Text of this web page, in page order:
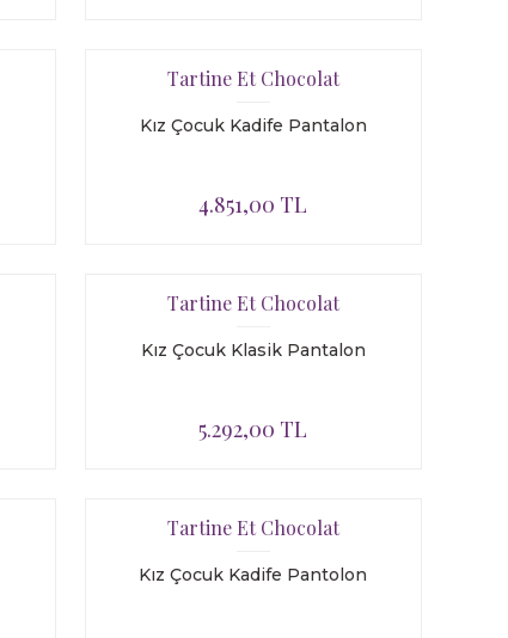
Tartine Et Chocolat
Kız Çocuk Kadife Pantalon
4.851,00 TL
Tartine Et Chocolat
Kız Çocuk Klasik Pantalon
5.292,00 TL
Tartine Et Chocolat
Kız Çocuk Kadife Pantolon